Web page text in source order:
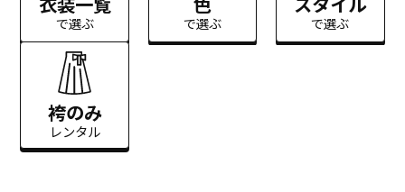
で選ぶ で選ぶ で選ぶ
袴のみ
レンタル